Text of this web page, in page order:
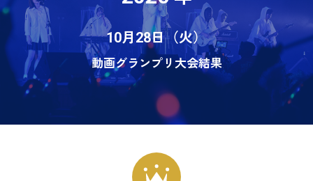
10月28日（火）
動画グランプリ大会結果